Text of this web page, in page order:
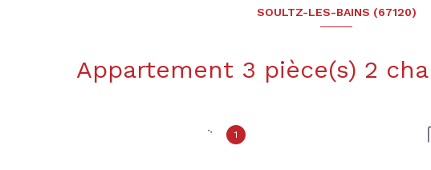
SOULTZ-LES-BAINS (67120)
1